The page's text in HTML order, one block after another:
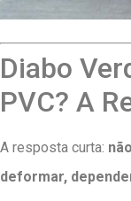
Diabo
PVC? A
A resposta curta:
deformar,